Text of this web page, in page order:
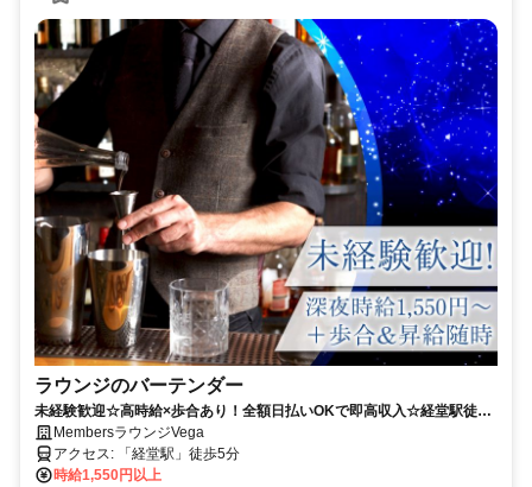
ラウンジのバーテンダー
未経験歓迎☆高時給×歩合あり！全額日払いOKで即高収入☆経堂駅徒歩
3分☆体験入店も受付中！
MembersラウンジVega
アクセス: 「経堂駅」徒歩5分
時給1,550円以上